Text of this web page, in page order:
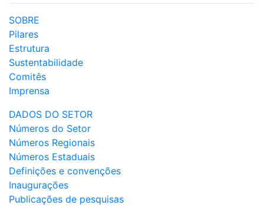
SOBRE
Pilares
Estrutura
Sustentabilidade
Comitês
Imprensa
DADOS DO SETOR
Números do Setor
Números Regionais
Números Estaduais
Definições e convenções
Inaugurações
Publicações de pesquisas